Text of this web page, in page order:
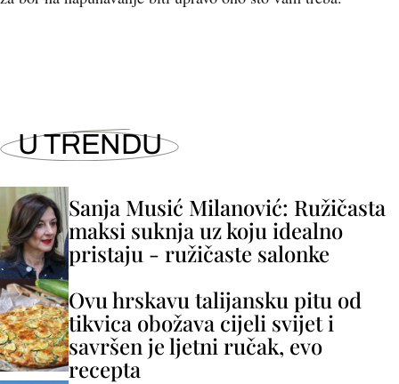
U TRENDU
Sanja Musić Milanović: Ružičasta
maksi suknja uz koju idealno
pristaju - ružičaste salonke
Ovu hrskavu talijansku pitu od
tikvica obožava cijeli svijet i
savršen je ljetni ručak, evo
recepta